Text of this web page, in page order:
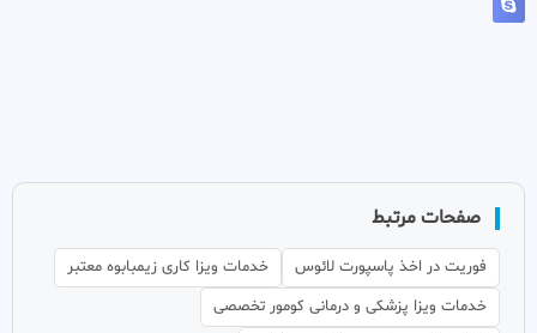
صفحات مرتبط
فوریت در اخذ پاسپورت لائوس
خدمات ویزا کاری زیمبابوه معتبر
خدمات ویزا پزشکی و درمانی کومور تخصصی